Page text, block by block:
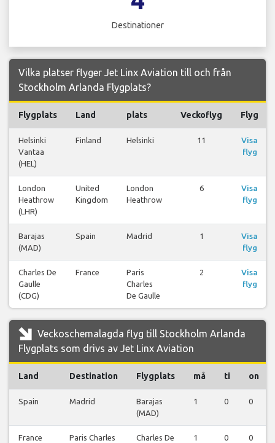
Destinationer
Vilka platser flyger Jet Linx Aviation till och från
Stockholm Arlanda Flygplats?
Flygplats Land plats Veckoflyg Flyg
Helsinki
Vantaa
(HEL)
Finland Helsinki 11
Visa
flyg
London
Heathrow
(LHR)
United
Kingdom
London
Heathrow
6
Visa
flyg
Barajas
(MAD)
Spain Madrid 1
Visa
flyg
Charles De
Gaulle
(CDG)
France
Paris
Charles
De Gaulle
2
Visa
flyg
Veckoschemalagda flyg till Stockholm Arlanda
Flygplats som drivs av Jet Linx Aviation
Land Destination Flygplats må ti on
Spain Madrid
Barajas
(MAD)
1 0 0
France
Paris Charles
Charles De
1 0 0